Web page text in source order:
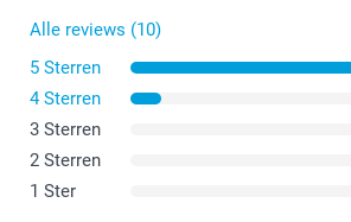
Alle reviews (10)
5 Sterren
4 Sterren
3 Sterren
2 Sterren
1 Ster